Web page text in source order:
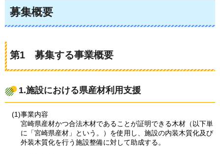
募集概要
第1 募集する事業概要
1.施設における県産材利用支援
(1)事業内容
宮崎県産材かつ合法木材であることが証明できる木材（以下単
に「宮崎県産材」という。）を使用し、施設の内装木質化及び
外装木質化を行う施設整備に対して助成する。